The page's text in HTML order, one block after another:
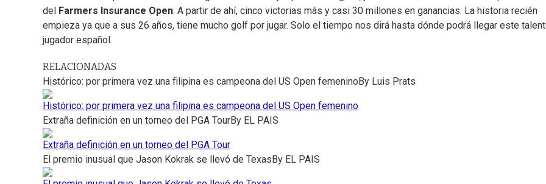
del
Farmers Insurance Open. A partir de ahí, cinco victorias más y casi 30 millones en ganancias. La historia recién
empieza ya que a sus 26 años, tiene mucho golf por jugar. Solo el tiempo nos dirá hasta dónde podrá llegar este
jugador español.
RELACIONADAS
Histórico: por primera vez una filipina es campeona del US Open femenino By Luis Prats
Histórico: por primera vez una filipina es campeona del US Open femenino
Extraña definición en un torneo del PGA TourBy EL PAIS
Extraña definición en un torneo del PGA Tour
El premio inusual que Jason Kokrak se llevó de Texas By EL PAIS